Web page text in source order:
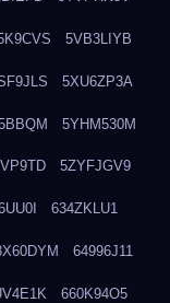
5VB3LIYB
5XU6ZP3A
5YHM530M
5ZYFJGV9
634ZKLU1
64996J11
660K94O5